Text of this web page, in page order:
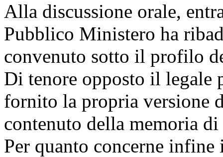
Alla discussione orale,
Pubblico Ministero ha
convenuto sotto il profilo
Di tenore opposto il legale
fornito la propria versione
contenuto della memoria
Per quanto concerne